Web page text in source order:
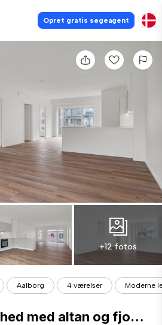
Opret gratis søgeagent
+12 fotos
Aalborg 4 værelser Moderne
Moderne lejlighed med altan og fjordudsigt i Nørresundby